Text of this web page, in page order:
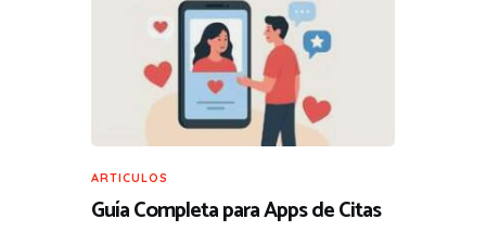
ARTICULOS
Guía Completa para Apps de Citas